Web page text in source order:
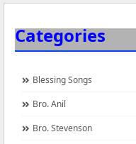
Categories
Blessing Songs
Bro. Anil
Bro. Stevenson